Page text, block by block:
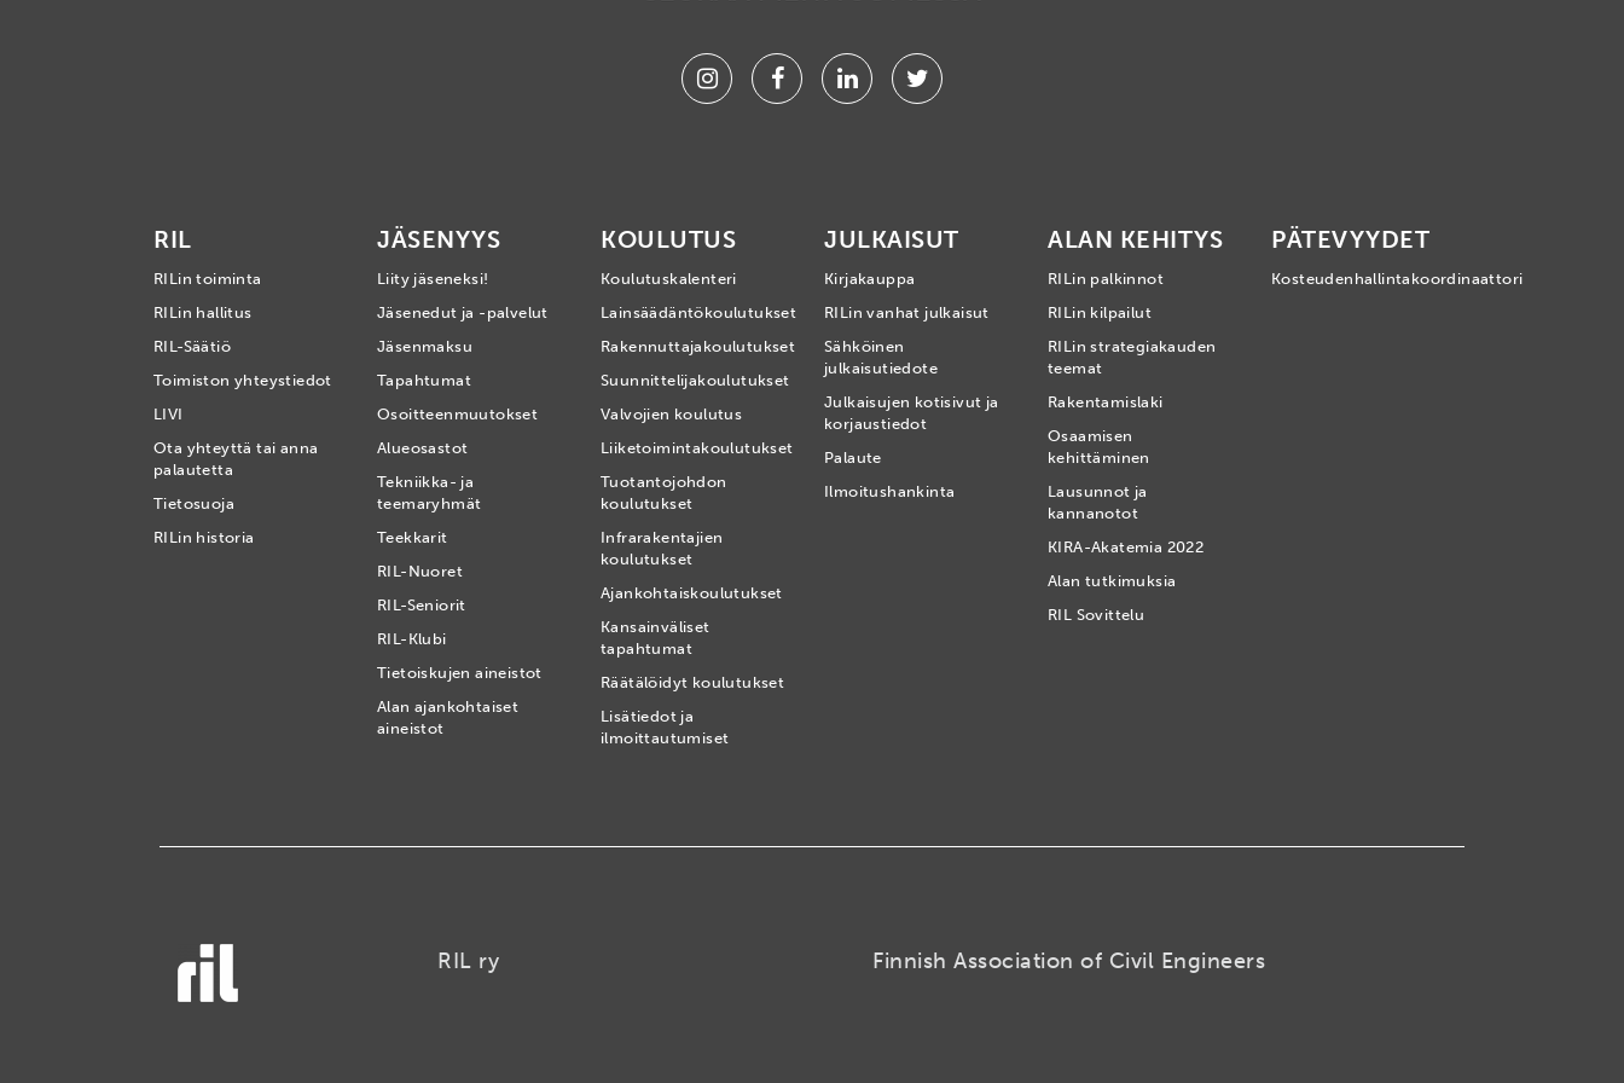
InstagramFacebookLinkedinTwitter
RIL
RILin toiminta
RILin hallitus
RIL-Säätiö
Toimiston yhteystiedot
LIVI
Ota yhteyttä tai anna
palautetta
Tietosuoja
RILin historia
JÄSENYYS
Liity jäseneksi!
Jäsenedut ja -palvelut
Jäsenmaksu
Tapahtumat
Osoitteenmuutokset
Alueosastot
Tekniikka- ja
teemaryhmät
Teekkarit
RIL-Nuoret
RIL-Seniorit
RIL-Klubi
Tietoiskujen aineistot
Alan ajankohtaiset
aineistot
KOULUTUS
Koulutuskalenteri
Lainsäädäntökoulutukset
Rakennuttajakoulutukset
Suunnittelijakoulutukset
Valvojien koulutus
Liiketoimintakoulutukset
Tuotantojohdon
koulutukset
Infrarakentajien
koulutukset
Ajankohtaiskoulutukset
Kansainväliset
tapahtumat
Räätälöidyt koulutukset
Lisätiedot ja
ilmoittautumiset
JULKAISUT
Kirjakauppa
RILin vanhat julkaisut
Sähköinen
julkaisutiedote
Julkaisujen kotisivut ja
korjaustiedot
Palaute
Ilmoitushankinta
ALAN KEHITYS
RILin palkinnot
RILin kilpailut
RILin strategiakauden
teemat
Rakentamislaki
Osaamisen
kehittäminen
Lausunnot ja
kannanotot
KIRA-Akatemia 2022
Alan tutkimuksia
RIL Sovittelu
PÄTEVYYDET
Kosteudenhallintakoordinaattori
RIL ry Finnish Association of Civil Engineers